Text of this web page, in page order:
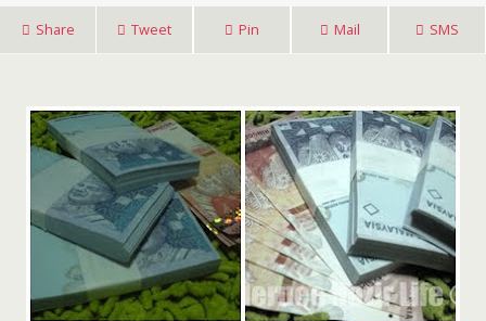
Share Tweet Pin Mail SMS